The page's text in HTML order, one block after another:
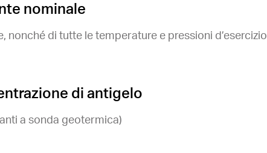
nominale
nonché di tutte le temperature e pressioni d’esercizio
di antigelo
a sonda geotermica)